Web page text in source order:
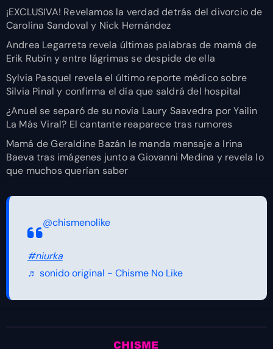
¡EXCLUSIVA! Revelamos la verdad detrás del divorcio de
Carolina Sandoval y Nick Hernández
Andrea Legarreta revela últimas palabras de mamá de
Erik Rubín y entre lágrimas se despide de ella
Sylvia Pasquel revela el último reporte médico sobre
Silvia Pinal y confirma el día que saldrá del hospital
¿Anuel se separó de su novia Laury Saavedra por Yailin
La Más Viral? El cantante reaparece tras rumores
Mamá de Geraldine Bazán le manda mensaje a Irina
Baeva tras imágenes junto a Giovanni Medina y revela lo
que muchos querían saber
@chismenolike
#niurka
♬ sonido original - Chisme No Like